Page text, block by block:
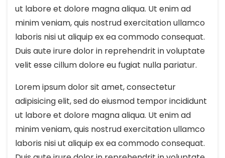
ut labore et dolore magna aliqua. Ut enim ad
minim veniam, quis nostrud exercitation ullamco
laboris nisi ut aliquip ex ea commodo consequat.
Duis aute irure dolor in reprehendrit in voluptate
velit esse cillum dolore eu fugiat nulla pariatur.
Lorem ipsum dolor sit amet, consectetur
adipisicing elit, sed do eiusmod tempor incididunt
ut labore et dolore magna aliqua. Ut enim ad
minim veniam, quis nostrud exercitation ullamco
laboris nisi ut aliquip ex ea commodo consequat.